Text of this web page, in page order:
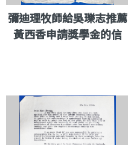
彌迪理牧師給吳瓅志推薦
黃西香申請獎學金的信